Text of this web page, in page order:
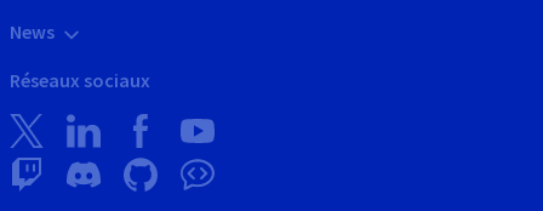
News
Réseaux sociaux